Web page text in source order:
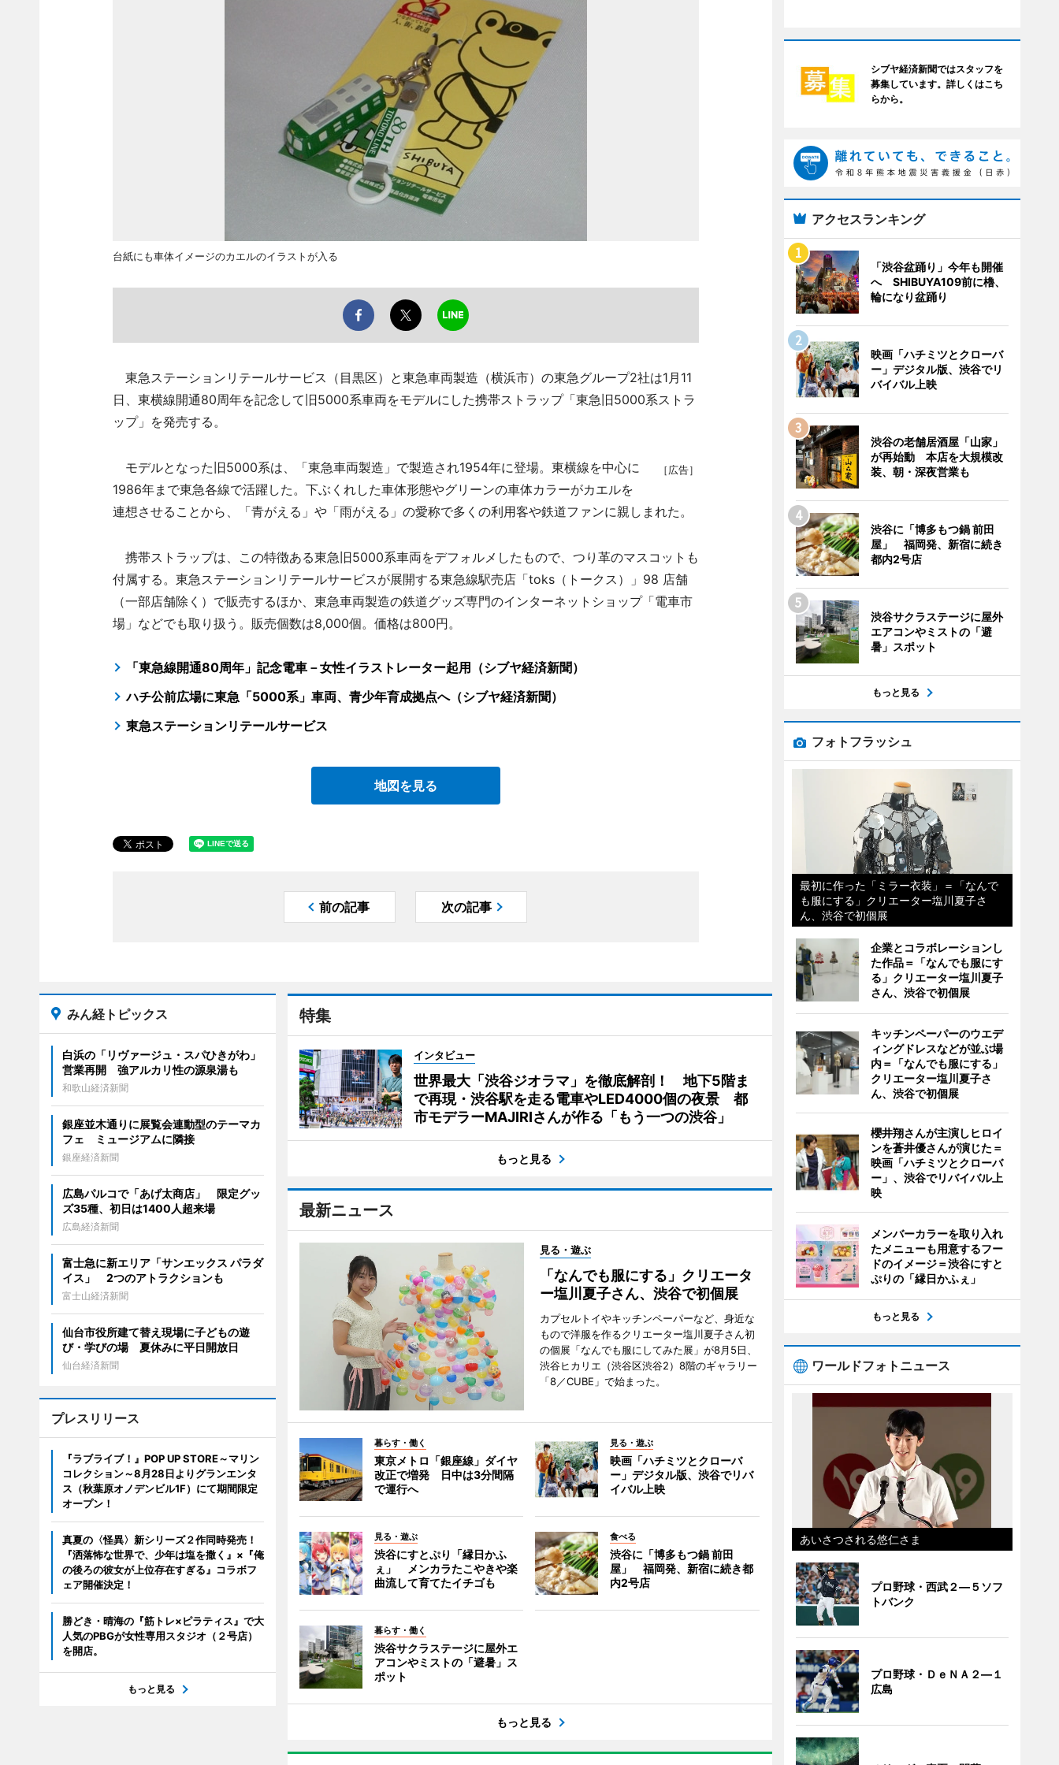
台紙にも車体イメージのカエルのイラストが入る
東急ステーションリテールサービス（目黒区）と東急車両製造（横浜市）の東急グループ2社は1月11
日、東横線開通80周年を記念して旧5000系車両をモデルにした携帯ストラップ「東急旧5000系ストラ
ップ」を発売する。
［広告］
モデルとなった旧5000系は、「東急車両製造」で製造され1954年に登場。東横線を中心に
1986年まで東急各線で活躍した。下ぶくれした車体形態やグリーンの車体カラーがカエルを
連想させることから、「青がえる」や「雨がえる」の愛称で多くの利用客や鉄道ファンに親しまれた。
携帯ストラップは、この特徴ある東急旧5000系車両をデフォルメしたもので、つり革のマスコットも
付属する。東急ステーションリテールサービスが展開する東急線駅売店「toks（トークス）」98 店舗
（一部店舗除く）で販売するほか、東急車両製造の鉄道グッズ専門のインターネットショップ「電車市
場」などでも取り扱う。販売個数は8,000個。価格は800円。
「東急線開通80周年」記念電車－女性イラストレーター起用（シブヤ経済新聞）
ハチ公前広場に東急「5000系」車両、青少年育成拠点へ（シブヤ経済新聞）
東急ステーションリテールサービス
地図を見る
前の記事 次の記事
特集
インタビュー
世界最大「渋谷ジオラマ」を徹底解剖！ 地下5階ま
で再現・渋谷駅を走る電車やLED4000個の夜景 都
市モデラーMAJIRIさんが作る「もう一つの渋谷」
もっと見る
最新ニュース
見る・遊ぶ
「なんでも服にする」クリエータ
ー塩川夏子さん、渋谷で初個展
カプセルトイやキッチンペーパーなど、身近な
もので洋服を作るクリエーター塩川夏子さん初
の個展「なんでも服にしてみた展」が8月5日、
渋谷ヒカリエ（渋谷区渋谷2）8階のギャラリー
「8／CUBE」で始まった。
暮らす・働く
東京メトロ「銀座線」ダイヤ
改正で増発 日中は3分間隔
で運行へ
見る・遊ぶ
映画「ハチミツとクローバ
ー」デジタル版、渋谷でリバ
イバル上映
見る・遊ぶ
渋谷にすとぷり「縁日かふ
ぇ」 メンカラたこやきや楽
曲流して育てたイチゴも
食べる
渋谷に「博多もつ鍋 前田
屋」 福岡発、新宿に続き都
内2号店
暮らす・働く
渋谷サクラステージに屋外エ
アコンやミストの「避暑」ス
ポット
もっと見る
みん経トピックス
白浜の「リヴァージュ・スパひきがわ」
営業再開 強アルカリ性の源泉湯も
和歌山経済新聞
銀座並木通りに展覧会連動型のテーマカ
フェ ミュージアムに隣接
銀座経済新聞
広島パルコで「あげ太商店」 限定グッ
ズ35種、初日は1400人超来場
広島経済新聞
富士急に新エリア「サンエックス パラダ
イス」 2つのアトラクションも
富士山経済新聞
仙台市役所建て替え現場に子どもの遊
び・学びの場 夏休みに平日開放日
仙台経済新聞
プレスリリース
『ラブライブ！』POP UP STORE～マリン
コレクション～8月28日よりグランエンタ
ス（秋葉原オノデンビル1F）にて期間限定
オープン！
真夏の〈怪異〉新シリーズ２作同時発売！
『洒落怖な世界で、少年は塩を撒く』×『俺
の後ろの彼女が上位存在すぎる』コラボフ
ェア開催決定！
勝どき・晴海の『筋トレ×ピラティス』で大
人気のPBGが女性専用スタジオ（２号店）
を開店。
もっと見る
シブヤ経済新聞ではスタッフを
募集しています。詳しくはこち
らから。
アクセスランキング
「渋谷盆踊り」今年も開催
へ SHIBUYA109前に櫓、
輪になり盆踊り
映画「ハチミツとクローバ
ー」デジタル版、渋谷でリ
バイバル上映
渋谷の老舗居酒屋「山家」
が再始動 本店を大規模改
装、朝・深夜営業も
渋谷に「博多もつ鍋 前田
屋」 福岡発、新宿に続き
都内2号店
渋谷サクラステージに屋外
エアコンやミストの「避
暑」スポット
もっと見る
フォトフラッシュ
最初に作った「ミラー衣装」＝「なんで
も服にする」クリエーター塩川夏子さ
ん、渋谷で初個展
企業とコラボレーションし
た作品＝「なんでも服にす
る」クリエーター塩川夏子
さん、渋谷で初個展
キッチンペーパーのウエデ
ィングドレスなどが並ぶ場
内＝「なんでも服にする」
クリエーター塩川夏子さ
ん、渋谷で初個展
櫻井翔さんが主演しヒロイ
ンを蒼井優さんが演じた＝
映画「ハチミツとクローバ
ー」、渋谷でリバイバル上
映
メンバーカラーを取り入れ
たメニューも用意するフー
ドのイメージ＝渋谷にすと
ぷりの「縁日かふぇ」
もっと見る
ワールドフォトニュース
あいさつされる悠仁さま
プロ野球・西武２―５ソフ
トバンク
プロ野球・ＤｅＮＡ２―１
広島